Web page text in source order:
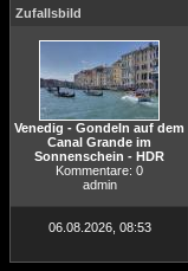
Zufallsbild
Venedig - Gondeln auf dem
Canal Grande im
Sonnenschein - HDR
Kommentare: 0
admin
06.08.2026, 08:53